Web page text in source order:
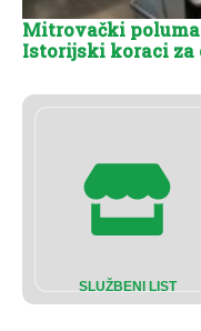
SLUŽBENI LIST
Mitrovački
Istorijski koraci za